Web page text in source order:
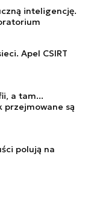
inteligencję.
Apel CSIRT
a tam...
przejmowane są
polują na